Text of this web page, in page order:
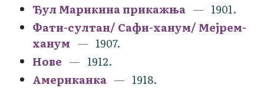
Ђул Марикина прикажња
1901.
Фати-султан/ Сафи-ханум/ Мејрем-
ханум
1907.
Нове
1912.
Американка
1918.